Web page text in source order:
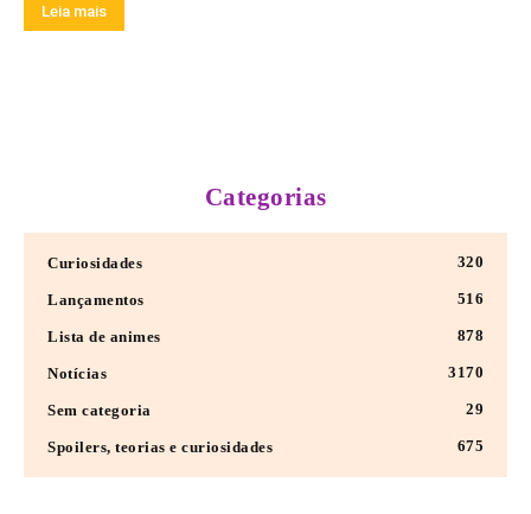
Leia mais
Categorias
Curiosidades 320
Lançamentos 516
Lista de animes 878
Notícias 3170
Sem categoria 29
Spoilers, teorias e curiosidades 675